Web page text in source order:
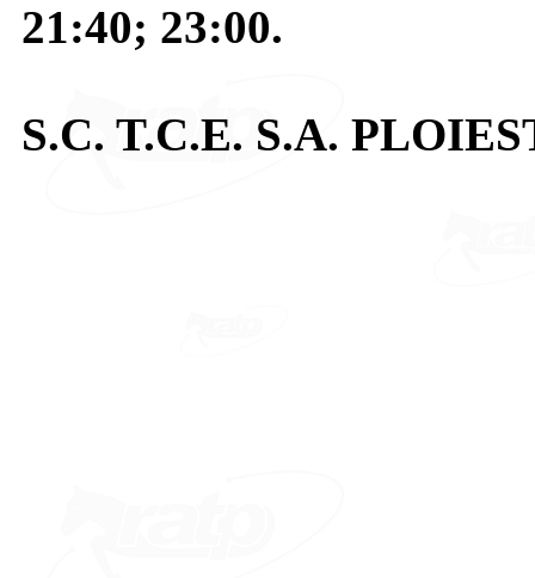
21:40; 23:00.
S.C. T.C.E. S.A.